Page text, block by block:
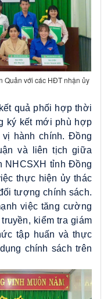
Quản với các HĐT nhận ủy
quả phối hợp thời
ký kết mới phù hợp
hành chính. Đồng
và liên tịch giữa
NHCSXH tỉnh Đồng
thực hiện ủy thác
tượng chính sách.
việc tăng cường
kiểm tra giám
tập huấn và thực
chính sách trên